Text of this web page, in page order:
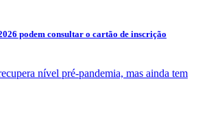
podem consultar o cartão de inscrição